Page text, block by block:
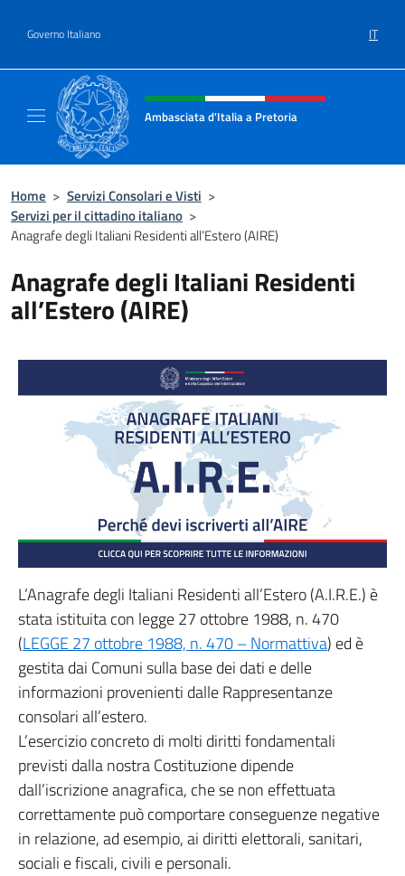
Governo Italiano IT
Intestazione sito, social e menù
Ambasciata d'Italia a Pretoria
Home > Servizi Consolari e Visti >
Servizi per il cittadino italiano >
Anagrafe degli Italiani Residenti all’Estero (AIRE)
Anagrafe degli Italiani Residenti
all’Estero (AIRE)
L’Anagrafe degli Italiani Residenti all’Estero (A.I.R.E.) è
stata istituita con legge 27 ottobre 1988, n. 470
(LEGGE 27 ottobre 1988, n. 470 – Normattiva) ed è
gestita dai Comuni sulla base dei dati e delle
informazioni provenienti dalle Rappresentanze
consolari all’estero.
L’esercizio concreto di molti diritti fondamentali
previsti dalla nostra Costituzione dipende
dall’iscrizione anagrafica, che se non effettuata
correttamente può comportare conseguenze negative
in relazione, ad esempio, ai diritti elettorali, sanitari,
sociali e fiscali, civili e personali.